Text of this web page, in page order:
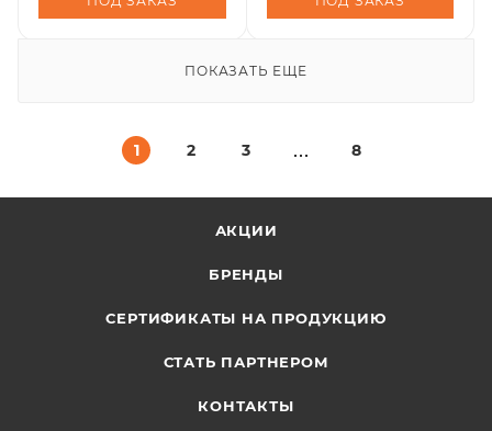
ПОКАЗАТЬ ЕЩЕ
1 2 3 8
АКЦИИ
БРЕНДЫ
СЕРТИФИКАТЫ НА ПРОДУКЦИЮ
СТАТЬ ПАРТНЕРОМ
КОНТАКТЫ